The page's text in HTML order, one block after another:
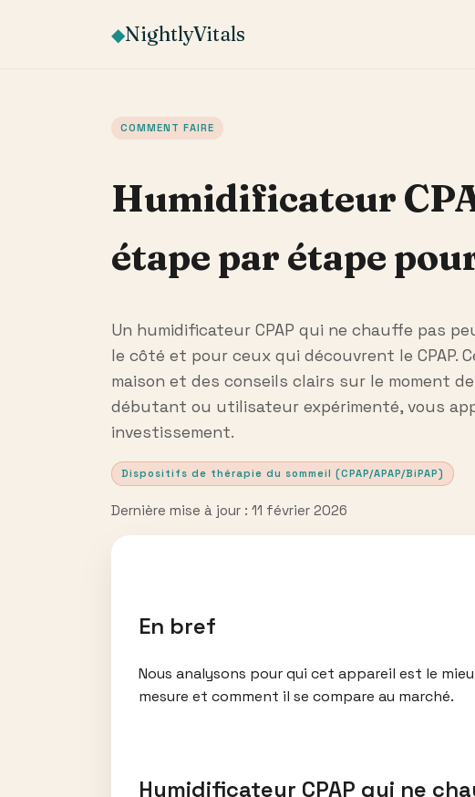
◆NightlyVitals
COMMENT FAIRE
Humidificateur
étape par étape
Un humidificateur CPAP qui ne chauffe pas
le côté et pour ceux qui découvrent le CPAP.
maison et des conseils clairs sur le moment
débutant ou utilisateur expérimenté, vous
investissement.
Dispositifs de thérapie du sommeil (CPAP/APAP/BiPAP)
Dernière mise à jour : 11 février 2026
En bref
Nous analysons pour qui cet appareil est le
mesure et comment il se compare au marché.
Humidificateur CPAP qui ne